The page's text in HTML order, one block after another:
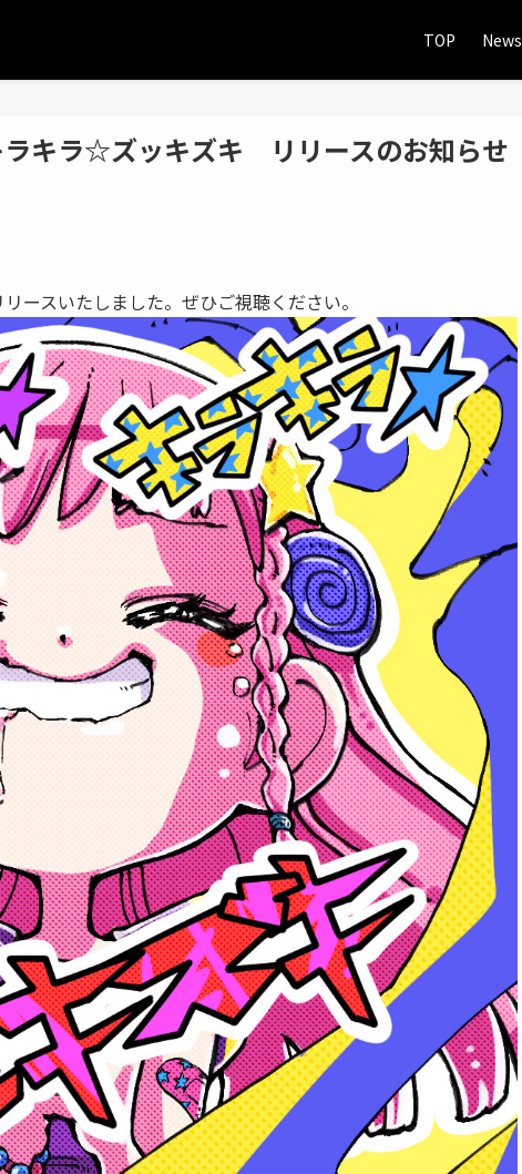
TOP News
キラ☆ズッキズキ リリースのお知らせ
ースいたしました。ぜひご視聴ください。